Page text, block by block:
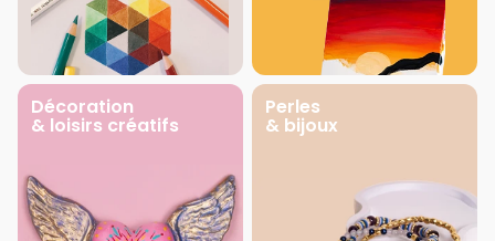
Décoration
& loisirs créatifs
Perles
& bijoux